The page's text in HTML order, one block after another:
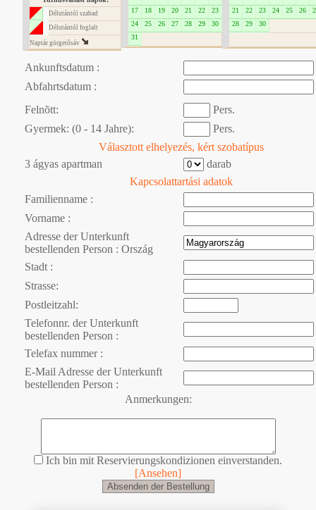
Délutántól szabad
Délutántól foglalt
Naptár görgetôsáv
17
18 19 20 21 22
23
24
25 26 27 28 29
30
31
21
22 23 24 25 26
28
29 30
Ankunftsdatum :
Abfahrtsdatum :
Felnõtt:
Pers.
Gyermek: (0 - 14 Jahre):
Pers.
Választott elhelyezés, kért szobatípus
3 ágyas apartman
darab
Kapcsolattartási adatok
Familienname :
Vorname :
Adresse der Unterkunft
bestellenden Person : Ország
Stadt :
Strasse:
Postleitzahl:
Telefonnr. der Unterkunft
bestellenden Person :
Telefax nummer :
E-Mail Adresse der Unterkunft
bestellenden Person :
Anmerkungen:
Ich bin mit Reservierungskondizionen einverstanden.
[Ansehen]